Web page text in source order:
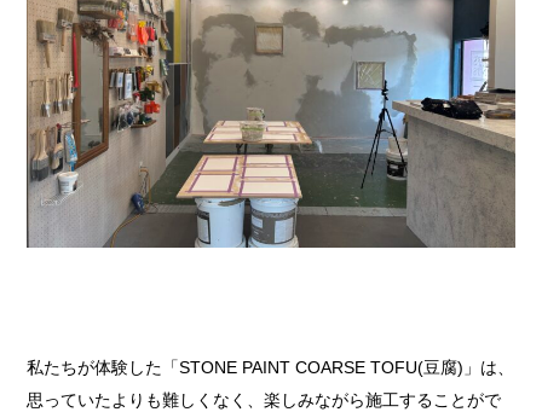
私たちが体験した「STONE PAINT COARSE TOFU(豆腐)」は、
思っていたよりも難しくなく、楽しみながら施工することがで